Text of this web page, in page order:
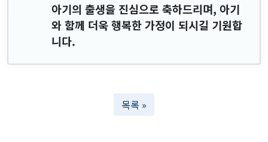
아기의 출생을 진심으로 축하드리며, 아기
와 함께 더욱 행복한 가정이 되시길 기원합
니다.
목록 »